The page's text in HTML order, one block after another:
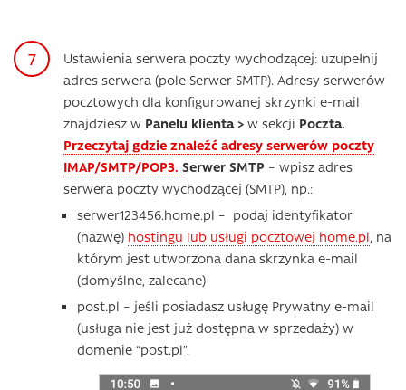
Ustawienia serwera poczty wychodzącej: uzupełnij
adres serwera (pole Serwer SMTP). Adresy serwerów
pocztowych dla konfigurowanej skrzynki e-mail
znajdziesz w Panelu klienta > w sekcji Poczta.
Przeczytaj gdzie znaleźć adresy serwerów poczty
IMAP/SMTP/POP3. Serwer SMTP – wpisz adres
serwera poczty wychodzącej (SMTP), np.:
serwer123456.home.pl – podaj identyfikator
(nazwę) hostingu lub usługi pocztowej home.pl , na
którym jest utworzona dana skrzynka e-mail
(domyślne, zalecane)
post.pl – jeśli posiadasz usługę Prywatny e-mail
(usługa nie jest już dostępna w sprzedaży) w
domenie “post.pl”.